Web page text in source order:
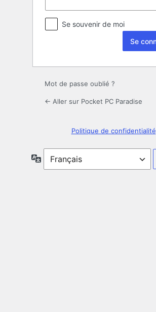
Se souvenir de moi
Mot de passe oublié ?
← Aller sur Pocket PC Paradise
Politique de confidentialité
Langue